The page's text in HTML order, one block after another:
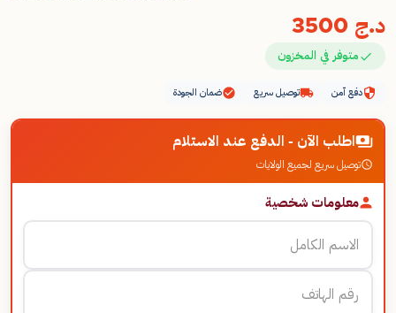
د.ج
متوفر في المخزون
دفع آمن توصيل سريع ضمان الجودة
اطلب الآن - الدفع عند الاستلام
توصيل سريع لجميع الولايات
معلومات شخصية